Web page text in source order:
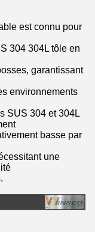
est connu pour
304 304L tôle en
garantissant
environnements
SUS 304 et 304L
basse par
une